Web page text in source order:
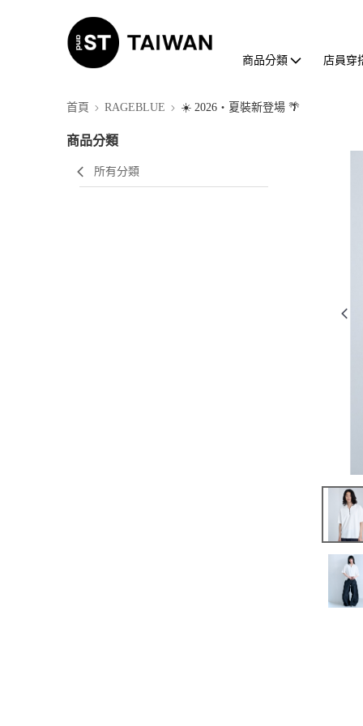
商品分類 店員穿
首頁 RAGEBLUE ☀️ 2026・夏裝新登場 🌴
商品分類
所有分類